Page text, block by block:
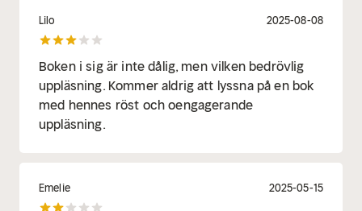
Lilo 2025-08-08
Boken i sig är inte dålig, men vilken bedrövlig
uppläsning. Kommer aldrig att lyssna på en bok
med hennes röst och oengagerande
uppläsning.
Emelie 2025-05-15